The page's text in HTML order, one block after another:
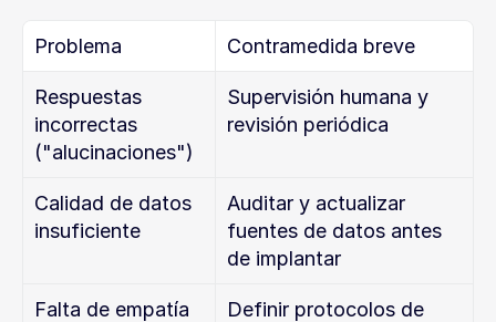
Problema Contramedida breve
Respuestas
incorrectas
("alucinaciones")
Supervisión humana y
revisión periódica
Calidad de datos
insuficiente
Auditar y actualizar
fuentes de datos antes
de implantar
Falta de empatía
Definir protocolos de